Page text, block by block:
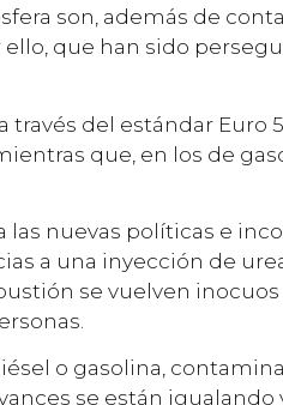
son, además de
ello, que han sido
través del estándar Euro
que, en los de
nuevas políticas e
a una inyección de
se vuelven inocuos
o gasolina,
se están igualando